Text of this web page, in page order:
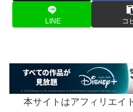
LINE コ
本サイトはアフィリエイ